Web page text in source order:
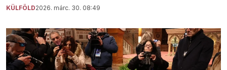
KÜLFÖLD2026. márc. 30. 08:49